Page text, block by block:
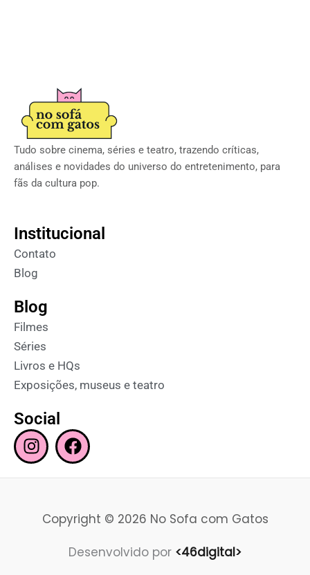
Tudo sobre cinema, séries e teatro, trazendo críticas,
análises e novidades do universo do entretenimento, para
fãs da cultura pop.
Institucional
Contato
Blog
Blog
Filmes
Séries
Livros e HQs
Exposições, museus e teatro
Social
I
n
s
F
a
c
o
k
Copyright © 2026 No Sofa com Gatos
Desenvolvido por <46digital>